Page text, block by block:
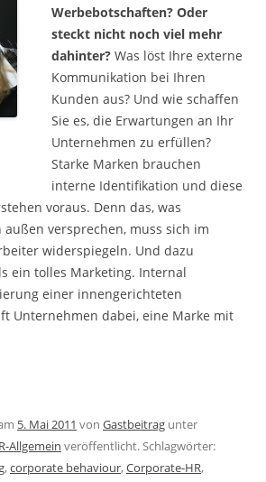
Werbebotschaften? Oder
steckt nicht noch viel mehr
dahinter? Was löst Ihre externe
Kommunikation bei Ihren
Kunden aus? Und wie schaffen
Sie es, die Erwartungen an Ihr
Unternehmen zu erfüllen?
Starke Marken brauchen
interne Identifikation und diese
voraus. Denn das, was
versprechen, muss sich im
widerspiegeln. Und dazu
ein tolles Marketing. Internal
einer innengerichteten
Unternehmen dabei, eine Marke mit
5. Mai 2011 von Gastbeitrag unter
Allgemein veröffentlicht. Schlagwörter:
,corporate behaviour,Corporate-HR,